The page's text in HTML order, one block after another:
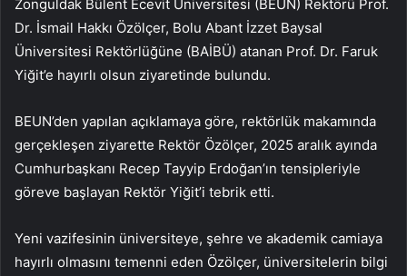
Zonguldak Bülent Ecevit Üniversitesi (BEUN) Rektörü Prof.
Dr. İsmail Hakkı Özölçer, Bolu Abant İzzet Baysal
Üniversitesi Rektörlüğüne (BAİBÜ) atanan Prof. Dr. Faruk
Yiğit’e hayırlı olsun ziyaretinde bulundu.
BEUN’den yapılan açıklamaya göre, rektörlük makamında
gerçekleşen ziyarette Rektör Özölçer, 2025 aralık ayında
Cumhurbaşkanı Recep Tayyip Erdoğan’ın tensipleriyle
göreve başlayan Rektör Yiğit’i tebrik etti.
Yeni vazifesinin üniversiteye, şehre ve akademik camiaya
hayırlı olmasını temenni eden Özölçer, üniversitelerin bilgi